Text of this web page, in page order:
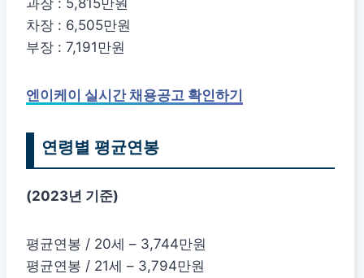
차장 : 6,505만원
부장 : 7,191만원
엔이케이 실시간 채용공고 확인하기
연령별 평균연봉
(2023년 기준)
평균연봉 / 20세 – 3,744만원
평균연봉 / 21세 – 3,794만원